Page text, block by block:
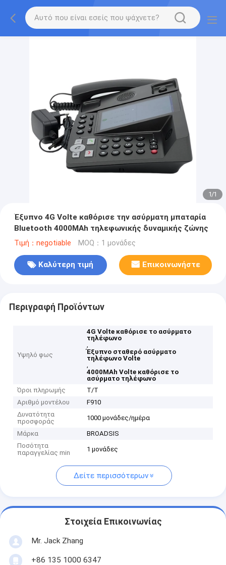
1/1
Έξυπνο 4G Volte καθόρισε την ασύρματη μπαταρία
Bluetooth 4000MAh τηλεφωνικής δυναμικής ζώνης
Τιμή：negotiable MOQ：1 μονάδες
Καλύτερη τιμή Επικοινωνήστε
Περιγραφή Προϊόντων
Υψηλό φως
4G Volte καθόρισε το ασύρματο
τηλέφωνο
,
Έξυπνο σταθερό ασύρματο
τηλέφωνο Volte
,
4000MAh Volte καθόρισε το
ασύρματο τηλέφωνο
Όροι πληρωμής
T/T
Αριθμό μοντέλου
F910
Δυνατότητα
προσφοράς
1000 μονάδες/ημέρα
Μάρκα
BROADSIS
Ποσότητα
παραγγελίας min
1 μονάδες
Δείτε περισσότερων
Στοιχεία Επικοινωνίας
Mr. Jack Zhang
+86 135 1000 6347